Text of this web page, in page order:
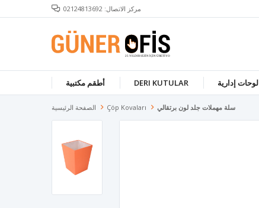
مركز الاتصال: 02124813692
أطقم مكتبية DERI KUTULAR لوحات إدارية
الصفحة الرئيسية Çöp Kovaları سلة مهملات جلد لون برتقالي